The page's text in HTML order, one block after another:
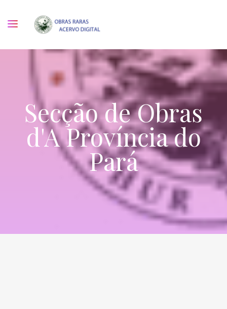
Secção de Obras
d'A Província do
Pará